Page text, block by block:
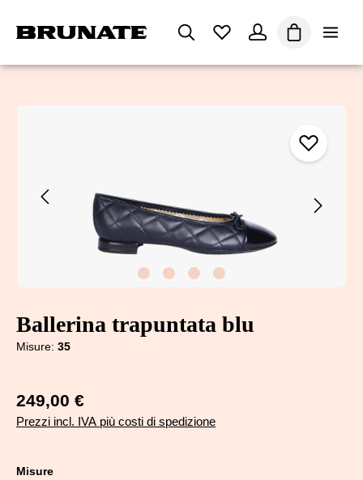
Il carrello
Ballerina trapuntata blu
Misure: 35
249,00 €
Prezzi incl. IVA più costi di spedizione
Seleziona
Misure